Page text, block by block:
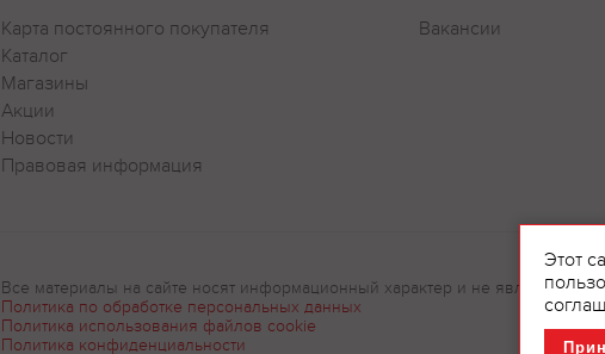
Карта постоянного покупателя
Каталог
Магазины
Акции
Новости
Правовая информация
Вакансии
Все материалы на сайте носят информационный характер и не являются
Политика по обработке персональных данных
Политика использования файлов cookie
Политика конфиденциальности
Этот